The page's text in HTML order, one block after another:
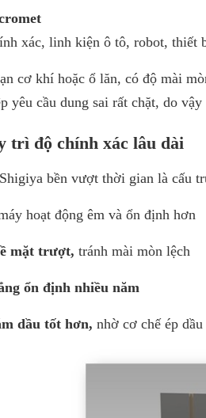
xác, linh kiện ô tô, robot,
cơ khí hoặc ổ lăn, có độ mài
yêu cầu dung sai rất chặt, do
trì độ chính xác lâu dài
bền vượt thời gian là cấu
hoạt động êm và ổn định hơn
mặt trượt, tránh mài mòn lệch
ổn định nhiều năm
dầu tốt hơn, nhờ cơ chế ép